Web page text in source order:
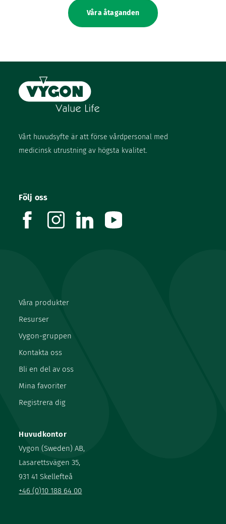
Våra åtaganden
Vårt huvudsyfte är att förse vårdpersonal med
medicinsk utrustning av högsta kvalitet.
Huvudkontor
Vygon (Sweden) AB,
Lasarettsvägen 35,
931 41 Skellefteå
+46 (0)10 188 64 00
Våra produkter
Resurser
Vygon-gruppen
Kontakta oss
Bli en del av oss
Mina favoriter
Registrera dig
Följ oss
facebookinstagramlinkedin